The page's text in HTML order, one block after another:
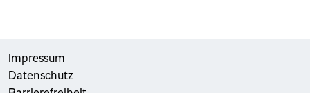
Impressum
Datenschutz